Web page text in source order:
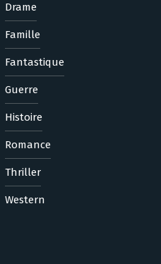
Drame
Famille
Fantastique
Guerre
Histoire
Romance
Thriller
Western